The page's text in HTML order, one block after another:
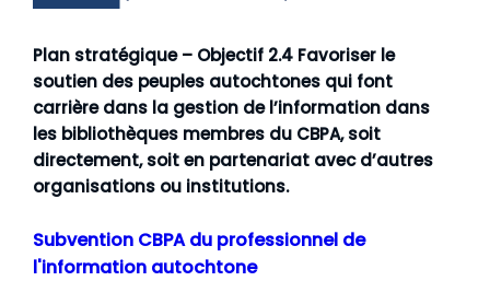
Plan stratégique – Objectif 2.4 Favoriser le
soutien des peuples autochtones qui font
carrière dans la gestion de l’information dans
les bibliothèques membres du CBPA, soit
directement, soit en partenariat avec d’autres
organisations ou institutions.
Subvention CBPA du professionnel de
l'information autochtone